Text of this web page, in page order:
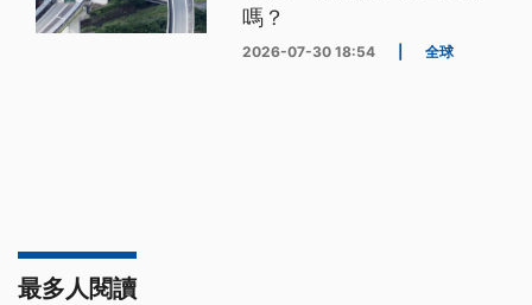
嗎？
2026-07-30 18:54 全球
最多人閱讀